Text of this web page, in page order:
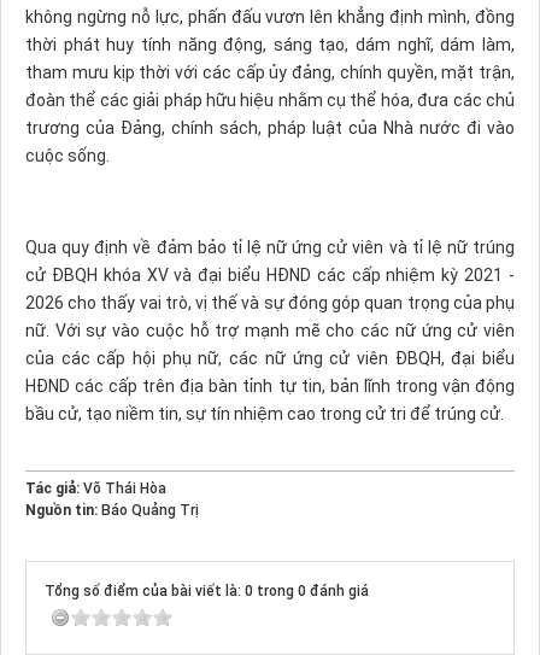
không ngừng nỗ lực, phấn đấu vươn lên khẳng định mình, đồng
thời phát huy tính năng động, sáng tạo, dám nghĩ, dám làm,
tham mưu kịp thời với các cấp ủy đảng, chính quyền, mặt trận,
đoàn thể các giải pháp hữu hiệu nhằm cụ thể hóa, đưa các chủ
trương của Đảng, chính sách, pháp luật của Nhà nước đi vào
cuộc sống.
Qua quy định về đảm bảo tỉ lệ nữ ứng cử viên và tỉ lệ nữ trúng
cử ĐBQH khóa XV và đại biểu HĐND các cấp nhiệm kỳ 2021 -
2026 cho thấy vai trò, vị thế và sự đóng góp quan trọng của phụ
nữ. Với sự vào cuộc hỗ trợ mạnh mẽ cho các nữ ứng cử viên
của các cấp hội phụ nữ, các nữ ứng cử viên ĐBQH, đại biểu
HĐND các cấp trên địa bàn tỉnh tự tin, bản lĩnh trong vận động
bầu cử, tạo niềm tin, sự tín nhiệm cao trong cử tri để trúng cử.
Tác giả: Võ Thái Hòa
Nguồn tin: Báo Quảng Trị
Tổng số điểm của bài viết là: 0 trong 0 đánh giá